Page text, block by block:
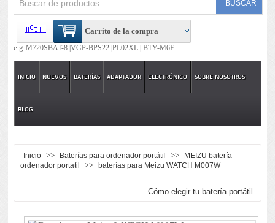
Carrito de la compra
e.g:M720SBAT-8 |VGP-BPS22 |PL02XL | BTY-M6F
INICIO NUEVOS BATERÍAS ADAPTADOR ELECTRÓNICO SOBRE NOSOTROS
BLOG
Inicio >> Baterías para ordenador portátil >>
MEIZU batería
ordenador portatil
>> baterías para Meizu WATCH M007W
Cómo elegir tu batería portátil